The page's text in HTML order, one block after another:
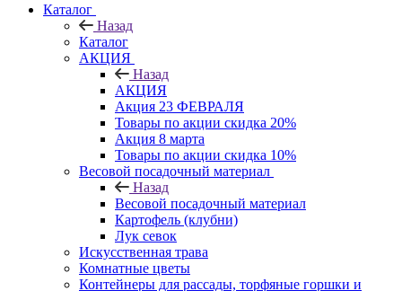
Каталог
Назад
Каталог
АКЦИЯ
Назад
АКЦИЯ
Акция 23 ФЕВРАЛЯ
Товары по акции скидка 20%
Акция 8 марта
Товары по акции скидка 10%
Весовой посадочный материал
Назад
Весовой посадочный материал
Картофель (клубни)
Лук севок
Искусственная трава
Комнатные цветы
Контейнеры для рассады, торфяные горшки и